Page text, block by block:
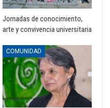
Jornadas de conocimiento,
arte y convivencia universitaria
COMUNIDAD